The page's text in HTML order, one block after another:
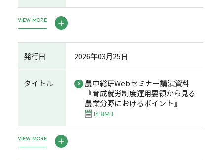
VIEW MORE
発行日 2026年03月25日
タイトル
農中総研Webセミナー講演資料
『育成就労制度運用要領から見る
農業分野におけるポイント』
14.8MB
VIEW MORE